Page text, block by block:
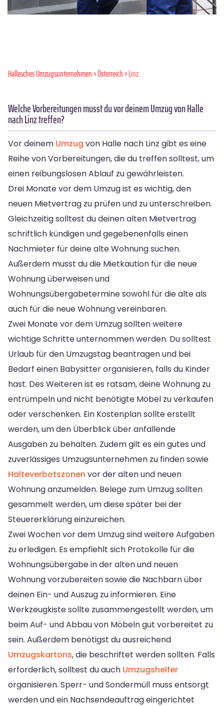
Hallesches Umzugsunternehmen»Österreich» Linz
Welche Vorbereitungen musst du vor deinem Umzug von Halle
nach Linz treffen?
Vor deinem Umzug von Halle nach Linz gibt es eine
Reihe von Vorbereitungen, die du treffen solltest, um
einen reibungslosen Ablauf zu gewährleisten.
Drei Monate vor dem Umzug ist es wichtig, den
neuen Mietvertrag zu prüfen und zu unterschreiben.
Gleichzeitig solltest du deinen alten Mietvertrag
schriftlich kündigen und gegebenenfalls einen
Nachmieter für deine alte Wohnung suchen.
Außerdem musst du die Mietkaution für die neue
Wohnung überweisen und
Wohnungsübergabetermine sowohl für die alte als
auch für die neue Wohnung vereinbaren.
Zwei Monate vor dem Umzug sollten weitere
wichtige Schritte unternommen werden. Du solltest
Urlaub für den Umzugstag beantragen und bei
Bedarf einen Babysitter organisieren, falls du Kinder
hast. Des Weiteren ist es ratsam, deine Wohnung zu
entrümpeln und nicht benötigte Möbel zu verkaufen
oder verschenken. Ein Kostenplan sollte erstellt
werden, um den Überblick über anfallende
Ausgaben zu behalten. Zudem gilt es ein gutes und
zuverlässiges Umzugsunternehmen zu finden sowie
Halteverbotszonen vor der alten und neuen
Wohnung anzumelden. Belege zum Umzug sollten
gesammelt werden, um diese später bei der
Steuererklärung einzureichen.
Zwei Wochen vor dem Umzug sind weitere Aufgaben
zu erledigen. Es empfiehlt sich Protokolle für die
Wohnungsübergabe in der alten und neuen
Wohnung vorzubereiten sowie die Nachbarn über
deinen Ein- und Auszug zu informieren. Eine
Werkzeugkiste sollte zusammengestellt werden, um
beim Auf- und Abbau von Möbeln gut vorbereitet zu
sein. Außerdem benötigst du ausreichend
Umzugskartons, die beschriftet werden sollten. Falls
erforderlich, solltest du auch Umzugshelfer
organisieren. Sperr- und Sondermüll muss entsorgt
werden und ein Nachsendeauftrag eingerichtet